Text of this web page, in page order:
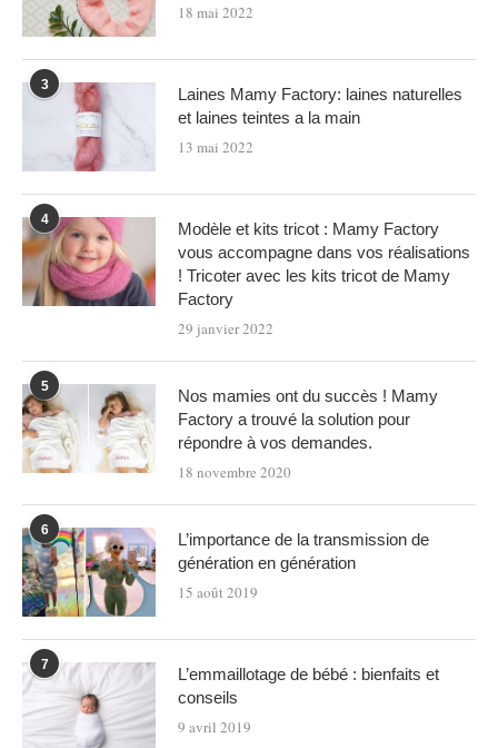
18 mai 2022
3
Laines Mamy Factory: laines naturelles
et laines teintes a la main
13 mai 2022
4
Modèle et kits tricot : Mamy Factory
vous accompagne dans vos réalisations
! Tricoter avec les kits tricot de Mamy
Factory
29 janvier 2022
5
Nos mamies ont du succès ! Mamy
Factory a trouvé la solution pour
répondre à vos demandes.
18 novembre 2020
6
L’importance de la transmission de
génération en génération
15 août 2019
7
L’emmaillotage de bébé : bienfaits et
conseils
9 avril 2019